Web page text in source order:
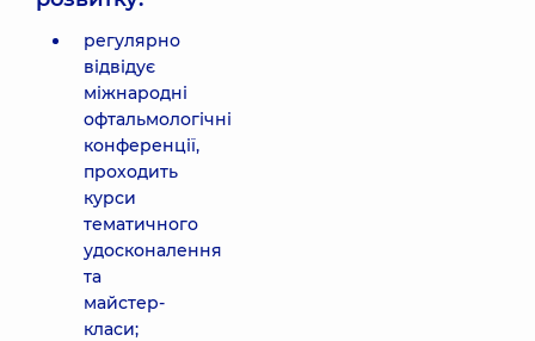
регулярно
відвідує
міжнародні
офтальмологічні
конференції,
проходить
курси
тематичного
удосконалення
та
майстер-
класи;